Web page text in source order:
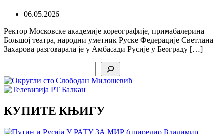
06.05.2026
Ректор Московске академије кореографије, примабалерина
Бољшој театра, народни уметник Руске Федерације Светлана
Захарова разговарала је у Амбасади Русије у Београду […]
КУПИТЕ КЊИГУ